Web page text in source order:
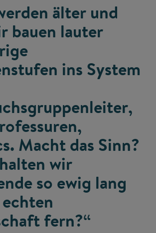
älter und
bauen lauter
ins System
Macht das Sinn?
wir
so ewig lang
fern?“